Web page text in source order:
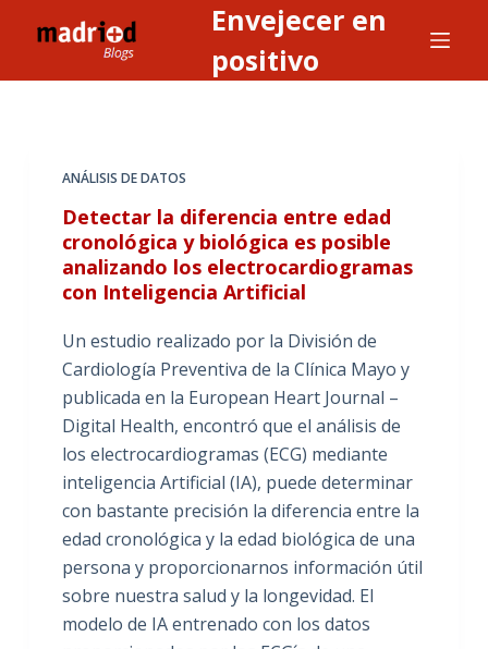
l
Envejecer en
positivo
ANÁLISIS DE DATOS
Detectar la diferencia entre edad
cronológica y biológica es posible
analizando los electrocardiogramas
con Inteligencia Artificial
Un estudio realizado por la División de
Cardiología Preventiva de la Clínica Mayo y
publicada en la European Heart Journal –
Digital Health, encontró que el análisis de
los electrocardiogramas (ECG) mediante
inteligencia Artificial (IA), puede determinar
con bastante precisión la diferencia entre la
edad cronológica y la edad biológica de una
persona y proporcionarnos información útil
sobre nuestra salud y la longevidad. El
modelo de IA entrenado con los datos